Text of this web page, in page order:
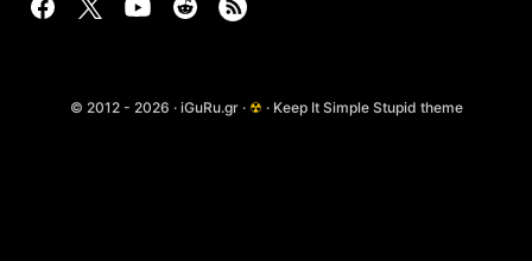
© 2012 - 2026 · iGuRu.gr · ☢ · Keep It Simple Stupid theme